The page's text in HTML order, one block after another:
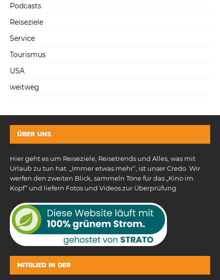
Podcasts
Reiseziele
Service
Tourismus
USA
weitweg
ÜBER UNS
Hier geht es um Reiseziele, Reisetrends und Alles, was mit
Urlaub zu tun hat. „Immer etwas mehr“, ist unser Credo. Wir
werfen den zweiten Blick, sammeln Töne für das „Kino im
Kopf“ und liefern Fotos und Videos zur Überprüfung.
MITGLIED IN DER